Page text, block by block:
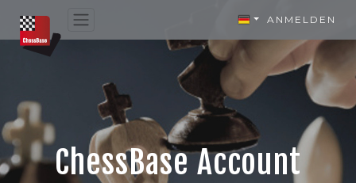
ANMELDEN
ChessBase Account